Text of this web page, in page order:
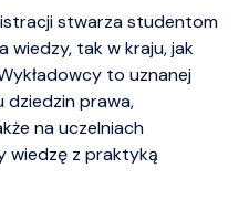
stwarza studentom
wiedzy, tak w kraju, jak
to uznanej
dziedzin prawa,
na uczelniach
wiedzę z praktyką